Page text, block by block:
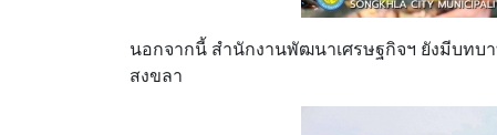
นอกจากนี้ สำนักงานพัฒนาเศรษฐกิจฯ ยังมีบทบ
สงขลา